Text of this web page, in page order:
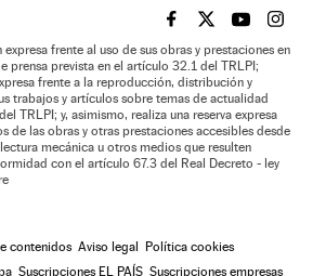
EL PAÍS BRASIL EN
EL PAÍSEL PAÍS
EL
frente al uso de sus obras y prestaciones en
prensa prevista en el artículo 32.1 del TRLPI;
frente a la reproducción, distribución y
trabajos y artículos sobre temas de actualidad
TRLPI; y, asimismo, realiza una reserva expresa
de las obras y otras prestaciones accesibles desde
mecánica u otros medios que resulten
con el artículo 67.3 del Real Decreto - ley
contenidos Aviso legal Política cookies
Suscripciones EL PAÍS Suscripciones empresas